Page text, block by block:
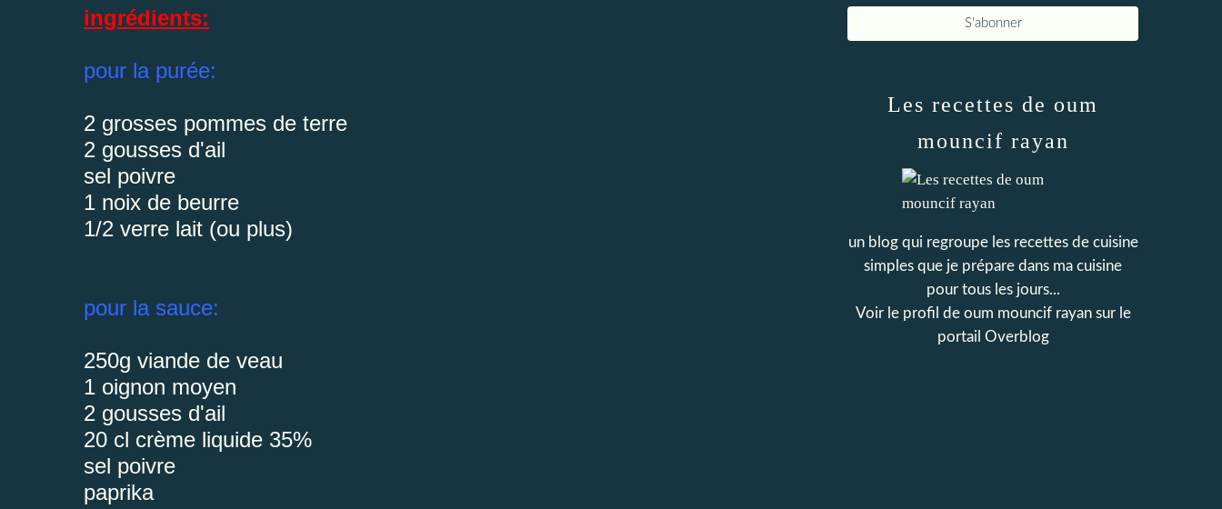
ingrédients:
pour la purée:
2 grosses pommes de terre
2 gousses d'ail
sel poivre
1 noix de beurre
1/2 verre lait (ou plus)
pour la sauce:
250g viande de veau
1 oignon moyen
2 gousses d'ail
20 cl crème liquide 35%
sel poivre
paprika
Les recettes de oum
mouncif rayan
un blog qui regroupe les recettes de cuisine
simples que je prépare dans ma cuisine
pour tous les jours...
Voir le profil de oum mouncif rayansur le
portail Overblog